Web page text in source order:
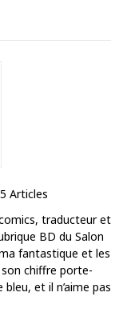
Articles
traducteur et
BD du Salon
fantastique et les
chiffre porte-
et il n’aime pas